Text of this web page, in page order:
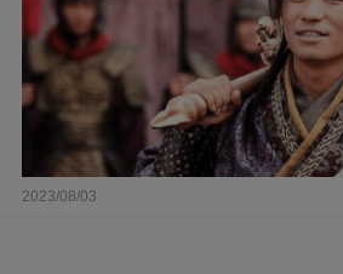
2023/08/03